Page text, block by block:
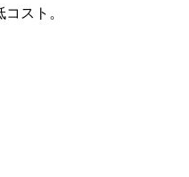
スト。